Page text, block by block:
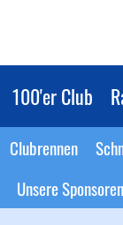
100'er Club
Clubrennen
Unsere Sponsoren